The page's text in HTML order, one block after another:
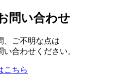
問い合わせ
、ご不明な点は
い合わせください。
こちら